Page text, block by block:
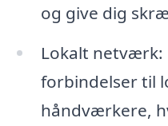
og give dig
Lokalt netværk:
forbindelser til
håndværkere,